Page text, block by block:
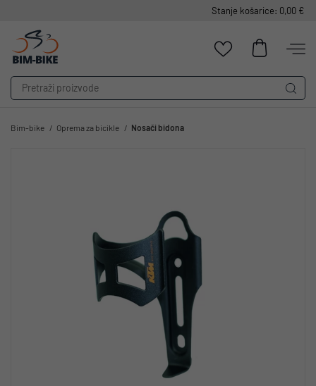
Stanje košarice: 0,00 €
Bim-bike Oprema za bicikle Nosači bidona